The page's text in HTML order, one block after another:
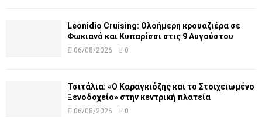
Leonidio Cruising: Ολοήμερη κρουαζιέρα σε
Φωκιανό και Κυπαρίσσι στις 9 Αυγούστου
06/08/2026 0
Τσιτάλια: «Ο Καραγκιόζης και το Στοιχειωμένο
Ξενοδοχείο» στην κεντρική πλατεία
06/08/2026 0